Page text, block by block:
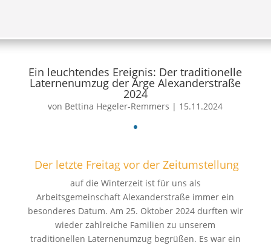
Ein leuchtendes Ereignis: Der traditionelle
Laternenumzug der Arge Alexanderstraße
2024
von Bettina Hegeler-Remmers | 15.11.2024
Der letzte Freitag vor der Zeitumstellung
auf die Winterzeit ist für uns als
Arbeitsgemeinschaft Alexanderstraße immer ein
besonderes Datum. Am 25. Oktober 2024 durften wir
wieder zahlreiche Familien zu unserem
traditionellen Laternenumzug begrüßen. Es war ein